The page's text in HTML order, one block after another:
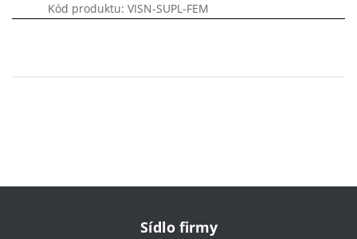
Kód produktu: VISN-SUPL-FEM
Sídlo firmy